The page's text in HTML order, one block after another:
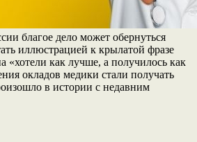
благое дело может обернуться
иллюстрацией к крылатой фразе
как лучше, а получилось как
окладов медики стали получать
в истории с недавним